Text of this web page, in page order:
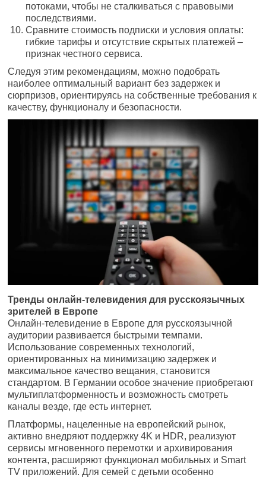
потоками, чтобы не сталкиваться с правовыми
последствиями.
Сравните стоимость подписки и условия оплаты:
гибкие тарифы и отсутствие скрытых платежей –
признак честного сервиса.
Следуя этим рекомендациям, можно подобрать
наиболее оптимальный вариант без задержек и
сюрпризов, ориентируясь на собственные требования к
качеству, функционалу и безопасности.
Тренды онлайн-телевидения для русскоязычных
зрителей в Европе
Онлайн-телевидение в Европе для русскоязычной
аудитории развивается быстрыми темпами.
Использование современных технологий,
ориентированных на минимизацию задержек и
максимальное качество вещания, становится
стандартом. В Германии особое значение приобретают
мультиплатформенность и возможность смотреть
каналы везде, где есть интернет.
Платформы, нацеленные на европейский рынок,
активно внедряют поддержку 4K и HDR, реализуют
сервисы мгновенного перемотки и архивирования
контента, расширяют функционал мобильных и Smart
TV приложений. Для семей с детьми особенно